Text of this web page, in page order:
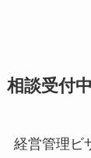
相談受付中
経営管理ビ